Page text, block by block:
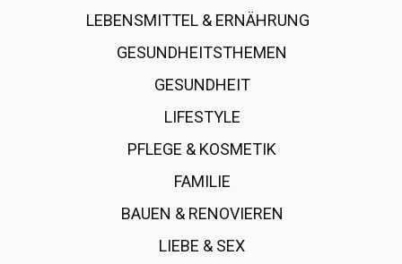
LEBENSMITTEL & ERNÄHRUNG
GESUNDHEITSTHEMEN
GESUNDHEIT
LIFESTYLE
PFLEGE & KOSMETIK
FAMILIE
BAUEN & RENOVIEREN
LIEBE & SEX